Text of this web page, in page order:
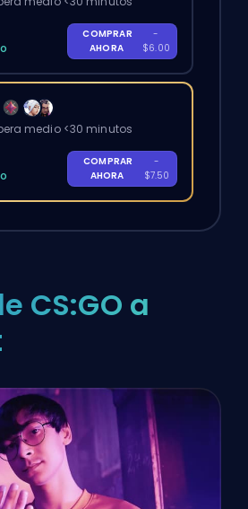
COMPRAR
AHORA
-
$6.00
medio <30 minutos
COMPRAR
AHORA
-
$7.50
CS:GO a